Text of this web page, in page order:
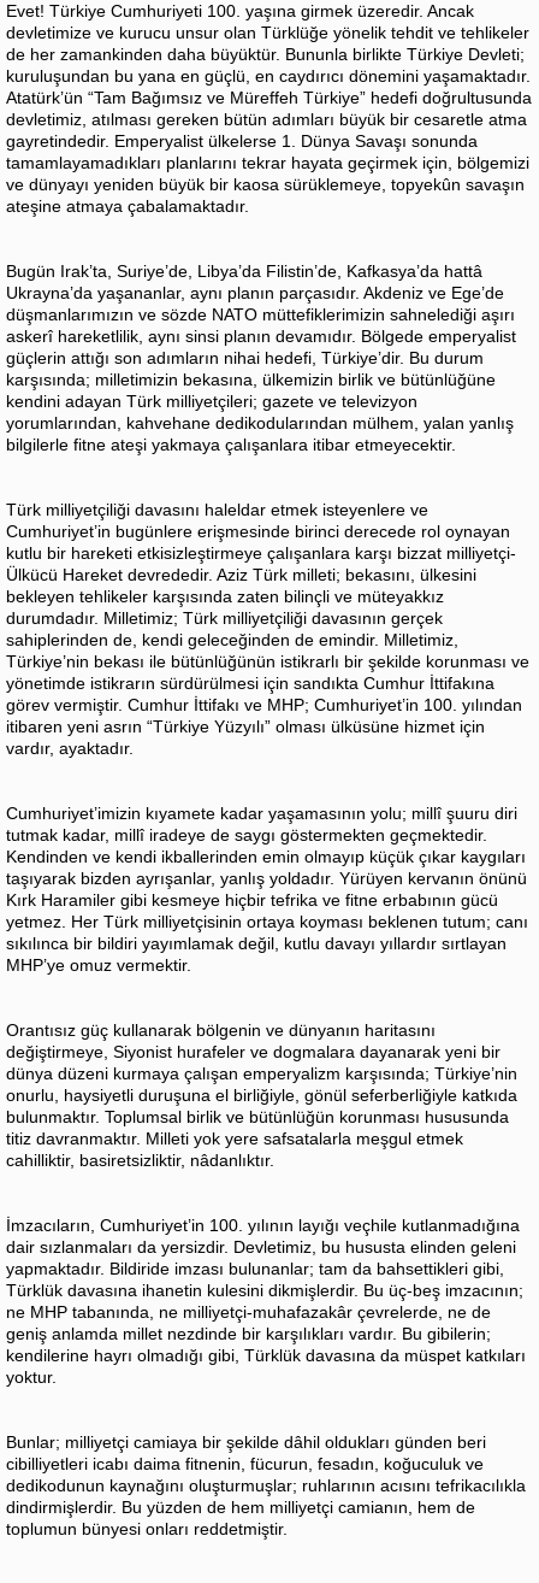
Evet! Türkiye Cumhuriyeti 100. yaşına girmek üzeredir. Ancak
devletimize ve kurucu unsur olan Türklüğe yönelik tehdit ve tehlikeler
de her zamankinden daha büyüktür. Bununla birlikte Türkiye Devleti;
kuruluşundan bu yana en güçlü, en caydırıcı dönemini yaşamaktadır.
Atatürk’ün “Tam Bağımsız ve Müreffeh Türkiye” hedefi doğrultusunda
devletimiz, atılması gereken bütün adımları büyük bir cesaretle atma
gayretindedir. Emperyalist ülkelerse 1. Dünya Savaşı sonunda
tamamlayamadıkları planlarını tekrar hayata geçirmek için, bölgemizi
ve dünyayı yeniden büyük bir kaosa sürüklemeye, topyekûn savaşın
ateşine atmaya çabalamaktadır.
Bugün Irak’ta, Suriye’de, Libya’da Filistin’de, Kafkasya’da hattâ
Ukrayna’da yaşananlar, aynı planın parçasıdır. Akdeniz ve Ege’de
düşmanlarımızın ve sözde NATO müttefiklerimizin sahnelediği aşırı
askerî hareketlilik, aynı sinsi planın devamıdır. Bölgede emperyalist
güçlerin attığı son adımların nihai hedefi, Türkiye’dir. Bu durum
karşısında; milletimizin bekasına, ülkemizin birlik ve bütünlüğüne
kendini adayan Türk milliyetçileri; gazete ve televizyon
yorumlarından, kahvehane dedikodularından mülhem, yalan yanlış
bilgilerle fitne ateşi yakmaya çalışanlara itibar etmeyecektir.
Türk milliyetçiliği davasını haleldar etmek isteyenlere ve
Cumhuriyet’in bugünlere erişmesinde birinci derecede rol oynayan
kutlu bir hareketi etkisizleştirmeye çalışanlara karşı bizzat milliyetçi-
Ülkücü Hareket devrededir. Aziz Türk milleti; bekasını, ülkesini
bekleyen tehlikeler karşısında zaten bilinçli ve müteyakkız
durumdadır. Milletimiz; Türk milliyetçiliği davasının gerçek
sahiplerinden de, kendi geleceğinden de emindir. Milletimiz,
Türkiye’nin bekası ile bütünlüğünün istikrarlı bir şekilde korunması ve
yönetimde istikrarın sürdürülmesi için sandıkta Cumhur İttifakına
görev vermiştir. Cumhur İttifakı ve MHP; Cumhuriyet’in 100. yılından
itibaren yeni asrın “Türkiye Yüzyılı” olması ülküsüne hizmet için
vardır, ayaktadır.
Cumhuriyet’imizin kıyamete kadar yaşamasının yolu; millî şuuru diri
tutmak kadar, millî iradeye de saygı göstermekten geçmektedir.
Kendinden ve kendi ikballerinden emin olmayıp küçük çıkar kaygıları
taşıyarak bizden ayrışanlar, yanlış yoldadır. Yürüyen kervanın önünü
Kırk Haramiler gibi kesmeye hiçbir tefrika ve fitne erbabının gücü
yetmez. Her Türk milliyetçisinin ortaya koyması beklenen tutum; canı
sıkılınca bir bildiri yayımlamak değil, kutlu davayı yıllardır sırtlayan
MHP’ye omuz vermektir.
Orantısız güç kullanarak bölgenin ve dünyanın haritasını
değiştirmeye, Siyonist hurafeler ve dogmalara dayanarak yeni bir
dünya düzeni kurmaya çalışan emperyalizm karşısında; Türkiye’nin
onurlu, haysiyetli duruşuna el birliğiyle, gönül seferberliğiyle katkıda
bulunmaktır. Toplumsal birlik ve bütünlüğün korunması hususunda
titiz davranmaktır. Milleti yok yere safsatalarla meşgul etmek
cahilliktir, basiretsizliktir, nâdanlıktır.
İmzacıların, Cumhuriyet’in 100. yılının layığı veçhile kutlanmadığına
dair sızlanmaları da yersizdir. Devletimiz, bu hususta elinden geleni
yapmaktadır. Bildiride imzası bulunanlar; tam da bahsettikleri gibi,
Türklük davasına ihanetin kulesini dikmişlerdir. Bu üç-beş imzacının;
ne MHP tabanında, ne milliyetçi-muhafazakâr çevrelerde, ne de
geniş anlamda millet nezdinde bir karşılıkları vardır. Bu gibilerin;
kendilerine hayrı olmadığı gibi, Türklük davasına da müspet katkıları
yoktur.
Bunlar; milliyetçi camiaya bir şekilde dâhil oldukları günden beri
cibilliyetleri icabı daima fitnenin, fücurun, fesadın, koğuculuk ve
dedikodunun kaynağını oluşturmuşlar; ruhlarının acısını tefrikacılıkla
dindirmişlerdir. Bu yüzden de hem milliyetçi camianın, hem de
toplumun bünyesi onları reddetmiştir.